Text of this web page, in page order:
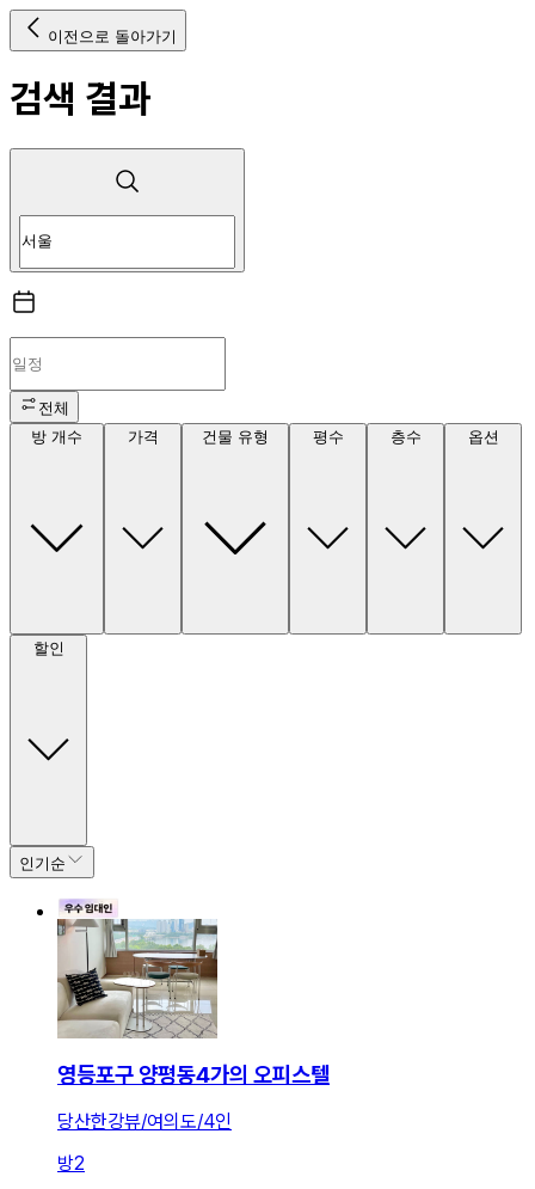
이전으로 돌아가기
검색 결과
전체
방 개수
가격 건물 유형 평수 층수 옵션
할인
인기순
영등포구 양평동4가의 오피스텔
당산한강뷰/여의도/4인
방2